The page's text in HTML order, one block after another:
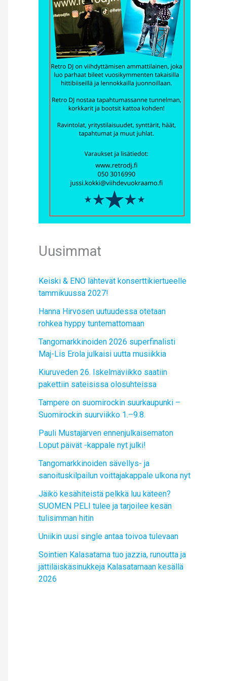
Uusimmat
Keiski & ENO lähtevät konserttikiertueelle
tammikuussa 2027!
Hanna Hirvosen uutuudessa otetaan
rohkea hyppy tuntemattomaan
Tangomarkkinoiden 2026 superfinalisti
Maj-Lis Erola julkaisi uutta musiikkia
Kiuruveden 26. Iskelmäviikko saatiin
pakettiin sateisissa olosuhteissa
Tampere on suomirockin suurkaupunki –
Suomirockin suurviikko 1.–9.8.
Pauli Mustajärven ennenjulkaisematon
Loput päivät -kappale nyt julki!
Tangomarkkinoiden sävellys- ja
sanoituskilpailun voittajakappale ulkona nyt
Jäikö kesähiteistä pelkkä luu käteen?
SUOMEN PELI tulee ja tarjoilee kesän
tulisimman hitin
Uniikin uusi single antaa toivoa tulevaan
Sointien Kalasatama tuo jazzia, runoutta ja
jättiläiskäsinukkeja Kalasatamaan kesällä
2026